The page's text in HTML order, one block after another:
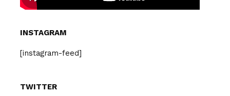
INSTAGRAM
[instagram-feed]
TWITTER